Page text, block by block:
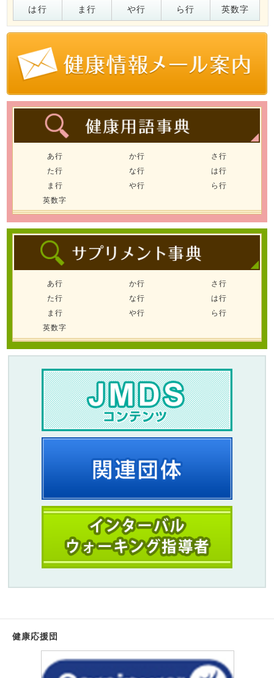
は行 ま行 や行 ら行 英数字
あ行 か行
さ行
た行
な行
は行
ま行
や行
ら行
英数字
あ行 か行
さ行
た行
な行
は行
ま行
や行
ら行
英数字
健康応援団